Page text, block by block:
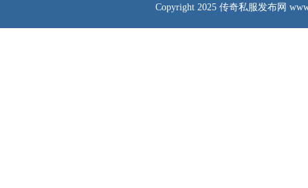
Copyright 2025 传奇私服发布网